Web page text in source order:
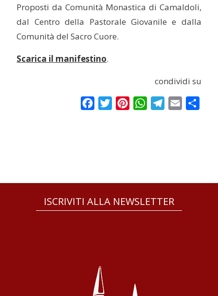
Proposti da Comunità Monastica di Camaldoli,
dal Centro della Pastorale Giovanile e dalla
Comunità del Sacro Cuore.
Scarica il manifestino.
condividi su
FacebookTwitterPinterestWhatsAppTelegram
Email
ISCRIVITI ALLA NEWSLETTER